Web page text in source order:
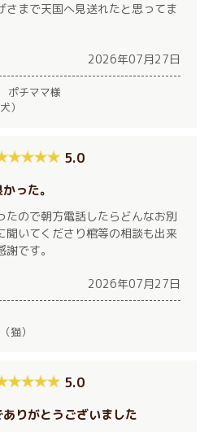
さまで天国へ見送れたと思ってま
2026年07月27日
ポチママ様
）
5.0
った。
たので朝方電話したらどんなお別
聞いてくださり棺等の相談も出来
です。
2026年07月27日
猫）
5.0
りがとうございました